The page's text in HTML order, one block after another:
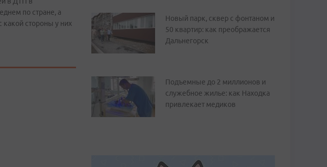
по стране, а
стороны у них
Новый парк, сквер с фонтаном и
50 квартир: как преображается
Дальнегорск
Подъемные до 2 миллионов и
служебное жилье: как Находка
привлекает медиков